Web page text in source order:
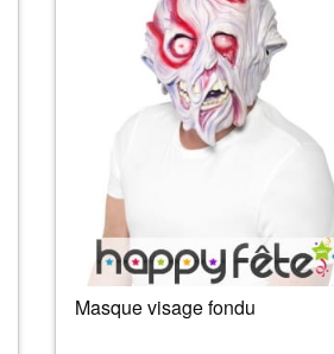
Masque visage fondu